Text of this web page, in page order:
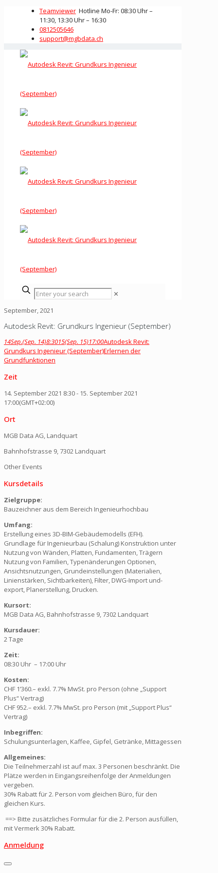
Teamviewer Hotline Mo-Fr: 08:30 Uhr –
11:30, 13:30 Uhr – 16:30
0812505646
support@mgbdata.ch
✕
September, 2021
Autodesk Revit: Grundkurs Ingenieur (September)
14Sep.(Sep. 14)8:3015(Sep. 15)17:00Autodesk Revit:
Grundkurs Ingenieur (September)Erlernen der
Grundfunktionen
Zeit
14. September 2021 8:30- 15. September 2021
17:00(GMT+02:00)
Ort
MGB Data AG, Landquart
Bahnhofstrasse 9, 7302 Landquart
Other Events
Kursdetails
Zielgruppe:
Bauzeichner aus dem Bereich Ingenieurhochbau
Umfang:
Erstellung eines 3D-BIM-Gebäudemodells (EFH).
Grundlage für Ingenieurbau (Schalung) Konstruktion unter
Nutzung von Wänden, Platten, Fundamenten, Trägern
Nutzung von Familien, Typenänderungen Optionen,
Ansichtsnutzungen, Grundeinstellungen (Materialien,
Linienstärken, Sichtbarkeiten), Filter, DWG-Import und-
export, Planerstellung, Drucken.
Kursort:
MGB Data AG, Bahnhofstrasse 9, 7302 Landquart
Kursdauer:
2 Tage
Zeit:
08:30 Uhr – 17:00 Uhr
Kosten:
CHF 1’360.– exkl. 7.7% MwSt. pro Person (ohne „Support
Plus“ Vertrag)
CHF 952.– exkl. 7.7% MwSt. pro Person (mit „Support Plus“
Vertrag)
Inbegriffen:
Schulungsunterlagen, Kaffee, Gipfel, Getränke, Mittagessen
Allgemeines:
Die Teilnehmerzahl ist auf max. 3 Personen beschränkt. Die
Plätze werden in Eingangsreihenfolge der Anmeldungen
vergeben.
30% Rabatt für 2. Person vom gleichen Büro, für den
gleichen Kurs.
==> Bitte zusätzliches Formular für die 2. Person ausfüllen,
mit Vermerk 30% Rabatt.
Anmeldung